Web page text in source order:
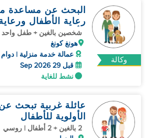
وكالة
البحث عن مساعدة
رعاية الأطفال
الأليفة
شخصين بالغين + طفل واحد
هونغ كونغ
عمالة خدمة منزلية |
قبل 29 Sep 2026
نشط للغاية
عائلة غربية تبحث
الأولوية للأطفال
2 بالغين + 2 أطفال | روسي